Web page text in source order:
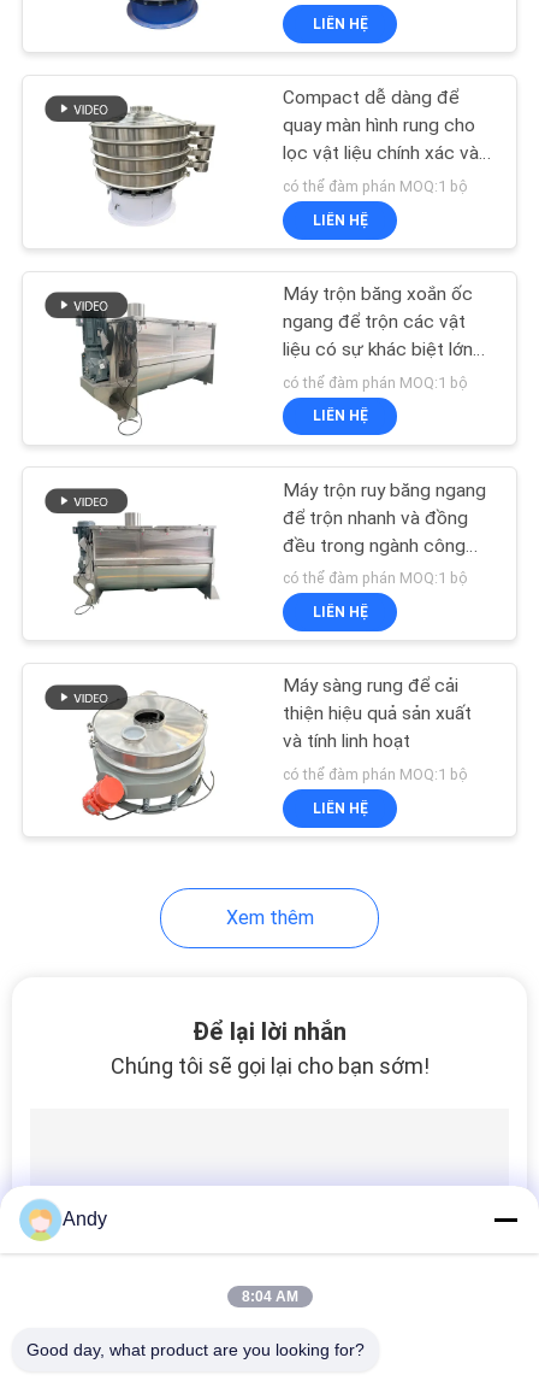
BÁO
GIÁ
TRANG
WEB
CHÍNH
BẢO
MẬT
Máy xay sinh tố
Máy sàng bột
Máy nghiền bột
Màn hình rung siêu
Máy sàng Vibro
LIÊN HỆ
Compact dễ dàng để
quay màn hình rung cho
lọc vật liệu chính xác và
phân loại trong ngành khai
thác mỏ
có thể đàm phán MOQ:1 bộ
LIÊN HỆ
Máy trộn băng xoắn ốc
ngang để trộn các vật
liệu có sự khác biệt lớn
về trọng lượng đặc tính
và kích thước hạt
có thể đàm phán MOQ:1 bộ
LIÊN HỆ
Máy trộn ruy băng ngang
để trộn nhanh và đồng
đều trong ngành công
nghiệp thực phẩm hóa
học và vật liệu xây dựng
có thể đàm phán MOQ:1 bộ
LIÊN HỆ
Máy sàng rung để cải
thiện hiệu quả sản xuất
và tính linh hoạt
có thể đàm phán MOQ:1 bộ
LIÊN HỆ
Xem thêm
Để lại lời nhắn
Chúng tôi sẽ gọi lại cho bạn sớm!
Andy
8:04 AM
Good day, what product are you looking for?